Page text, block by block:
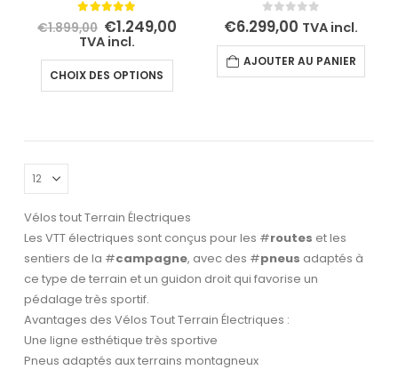
5.00 out of 5
€1.899,00 Le
prix
initial
était :
€1.899,00.
€1.249,00Le
actuel
€1.249,00.
TVA incl.
CHOIX DES OPTIONS
produit
peuvent
être
choisies
sur
page
du
produit
0out of 5
€6.299,00 TVA incl.
AJOUTER AU PANIER
Vélos tout Terrain Électriques
Les VTT électriques sont conçus pour les #routes et les
sentiers de la #campagne, avec des #pneus adaptés à
ce type de terrain et un guidon droit qui favorise un
pédalage très sportif.
Avantages des Vélos Tout Terrain Électriques :
Une ligne esthétique très sportive
Pneus adaptés aux terrains montagneux